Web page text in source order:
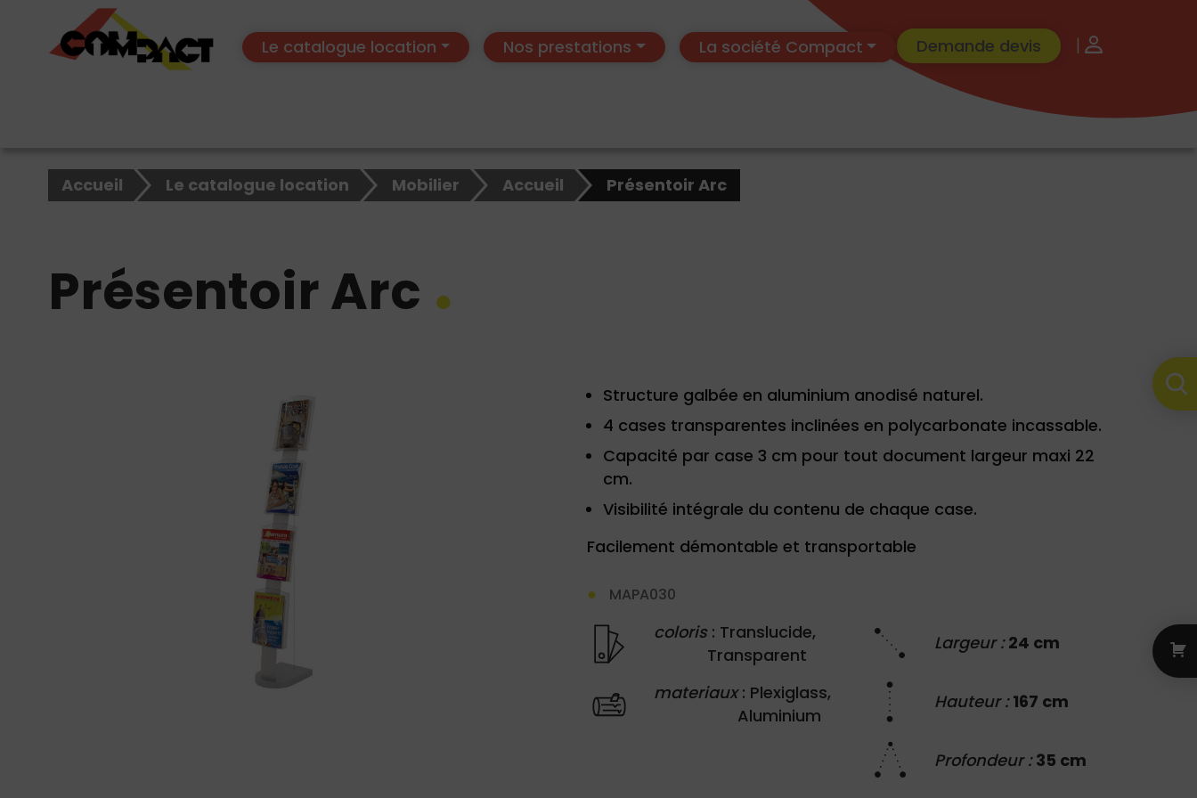
Le catalogue location Nos prestations La société Compact Demande devis |
Accueil Le catalogue location Mobilier Accueil Présentoir Arc
Présentoir Arc
Structure galbée en aluminium anodisé naturel.
4 cases transparentes inclinées en polycarbonate incassable.
Capacité par case 3 cm pour tout document largeur maxi 22
cm.
Visibilité intégrale du contenu de chaque case.
Facilement démontable et transportable
MAPA030
coloris: Translucide,
Transparent
materiaux: Plexiglass,
Aluminium
Largeur :24 cm
Hauteur :167 cm
Profondeur :35 cm
Rechercher